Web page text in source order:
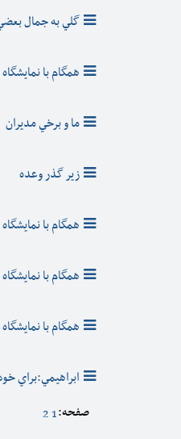
گلي به جمال
همگام با
ما و برخي مديران
زير گذر وعده
همگام با
همگام با
همگام با
ابراهيمي:براي
صفحه:1
2